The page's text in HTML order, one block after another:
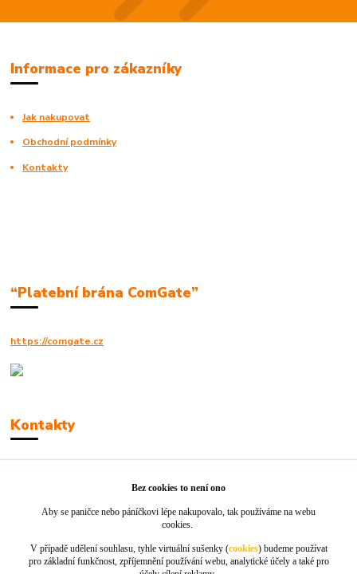
Informace pro zákazníky
Jak nakupovat
Obchodní podmínky
Kontakty
“Platební brána ComGate”
https://comgate.cz
Kontakty
info@jackie-shop.cz
Bez cookies to není ono
Aby se paničce nebo páníčkovi lépe nakupovalo, tak používáme na webu
cookies.
V případě udělení souhlasu, tyhle virtuální sušenky (cookies) budeme používat
pro základní funkčnost, zpříjemnění používání webu, analytické účely a také pro